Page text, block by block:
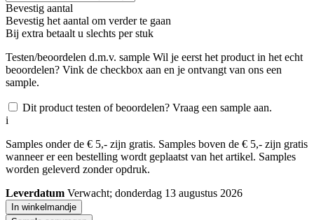
Bevestig aantal
Bevestig het aantal om verder te gaan
Bij extra betaalt u slechts per stuk
Testen/beoordelen d.m.v. sample Wil je eerst het product in het echt
beoordelen? Vink de checkbox aan en je ontvangt van ons een
sample.
Dit product testen of beoordelen? Vraag een sample aan.
i
Samples onder de € 5,- zijn gratis. Samples boven de € 5,- zijn gratis
wanneer er een bestelling wordt geplaatst van het artikel. Samples
worden geleverd zonder opdruk.
Leverdatum Verwacht; donderdag 13 augustus 2026
In winkelmandje